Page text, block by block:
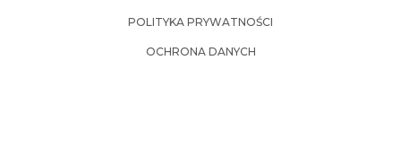
POLITYKA PRYWATNOŚCI
OCHRONA DANYCH